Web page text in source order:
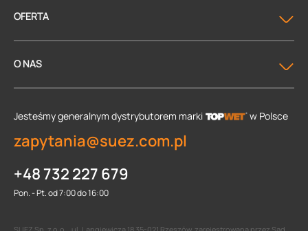
OFERTA
O NAS
Jesteśmy generalnym dystrybutorem marki w Polsce
zapytania@suez.com.pl
+48 732 227 679
Pon. - Pt. od 7:00 do 16:00